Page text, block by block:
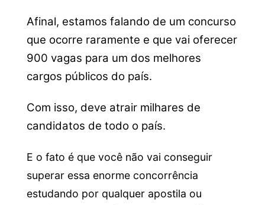
Afinal, estamos falando de um concurso
que ocorre raramente e que vai oferecer
900 vagas para um dos melhores
cargos públicos do país.
Com isso, deve atrair milhares de
candidatos de todo o país.
E o fato é que você não vai conseguir
superar essa enorme concorrência
estudando por qualquer apostila ou